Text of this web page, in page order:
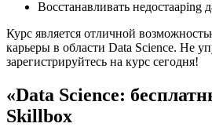
Восстанавливать недостаaping
Курс является отличной
карьеры в области Data Science. Не
зарегистрируйтесь на курс сегодня!​
«Data Science:
Skillbox